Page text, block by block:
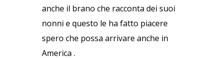
anche il brano che racconta dei suoi
nonni e questo le ha fatto piacere
spero che possa arrivare anche in
America .